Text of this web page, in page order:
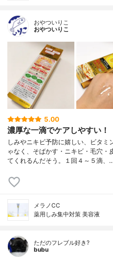
おやついりこ
おやついりこ
5.00
濃厚な一滴でケアしやすい！
しみやニキビ予防に嬉しい、ビタミ
ゃなく、そばかす・ニキビ・毛穴・
てくれるんだそう。１回４～５滴、
メラノCC
薬用しみ集中対策 美容液
ただのフレブル好き?
bubu